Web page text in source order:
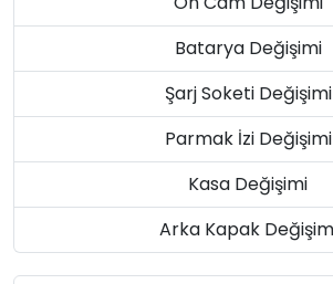
Batarya Değişimi
Şarj Soketi Değişimi
Parmak İzi Değişimi
Kasa Değişimi
Arka Kapak